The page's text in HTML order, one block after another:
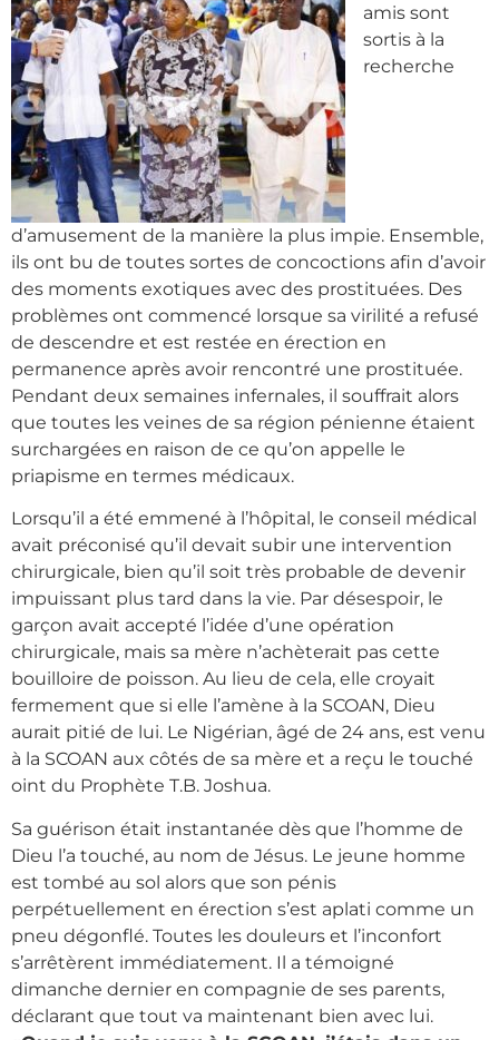
amis sont
sortis à la
recherche
d’amusement de la manière la plus impie. Ensemble,
ils ont bu de toutes sortes de concoctions afin d’avoir
des moments exotiques avec des prostituées. Des
problèmes ont commencé lorsque sa virilité a refusé
de descendre et est restée en érection en
permanence après avoir rencontré une prostituée.
Pendant deux semaines infernales, il souffrait alors
que toutes les veines de sa région pénienne étaient
surchargées en raison de ce qu’on appelle le
priapisme en termes médicaux.
Lorsqu’il a été emmené à l’hôpital, le conseil médical
avait préconisé qu’il devait subir une intervention
chirurgicale, bien qu’il soit très probable de devenir
impuissant plus tard dans la vie. Par désespoir, le
garçon avait accepté l’idée d’une opération
chirurgicale, mais sa mère n’achèterait pas cette
bouilloire de poisson. Au lieu de cela, elle croyait
fermement que si elle l’amène à la SCOAN, Dieu
aurait pitié de lui. Le Nigérian, âgé de 24 ans, est venu
à la SCOAN aux côtés de sa mère et a reçu le touché
oint du Prophète T.B. Joshua.
Sa guérison était instantanée dès que l’homme de
Dieu l’a touché, au nom de Jésus. Le jeune homme
est tombé au sol alors que son pénis
perpétuellement en érection s’est aplati comme un
pneu dégonflé. Toutes les douleurs et l’inconfort
s’arrêtèrent immédiatement. Il a témoigné
dimanche dernier en compagnie de ses parents,
déclarant que tout va maintenant bien avec lui.